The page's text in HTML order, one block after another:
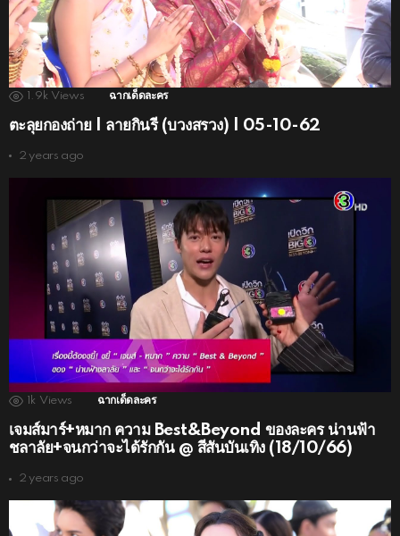
1.9k Views ฉากเด็ดละคร
ตะลุยกองถ่าย | ลายกินรี (บวงสรวง) | 05-10-62
2 years ago
1k Views ฉากเด็ดละคร
เจมส์มาร์+หมาก ความ Best&Beyond ของละคร น่านฟ้า
ชลาลัย+จนกว่าจะได้รักกัน @ สีสันบันเทิง (18/10/66)
2 years ago